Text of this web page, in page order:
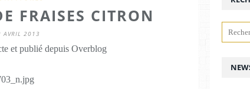
FRAISES CITRON
AVRIL 2013
et publié depuis Overblog